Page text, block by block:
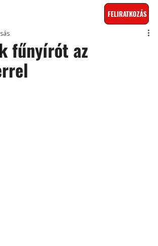
FELIRATKOZÁS
fűnyírót az